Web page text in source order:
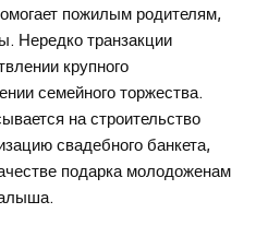
пожилым родителям,
Нередко транзакции
крупного
семейного торжества.
на строительство
свадебного банкета,
подарка молодоженам